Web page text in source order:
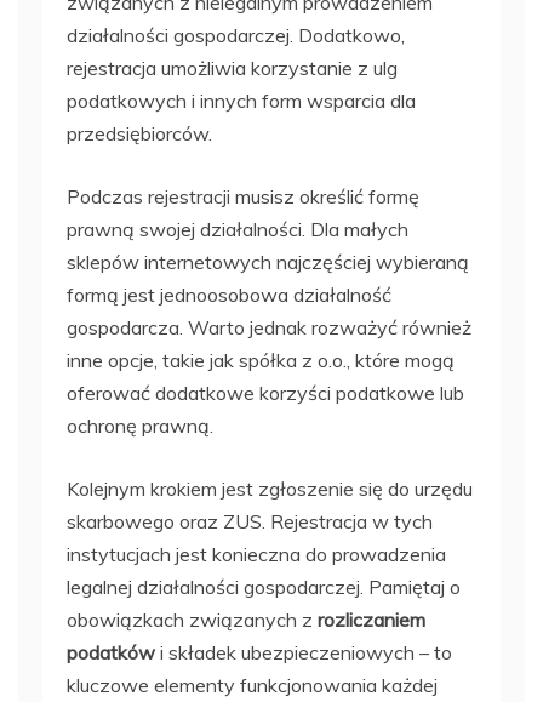
działalności gospodarczej. Dodatkowo,
rejestracja umożliwia korzystanie z ulg
podatkowych i innych form wsparcia dla
przedsiębiorców.
Podczas rejestracji musisz określić formę
prawną swojej działalności. Dla małych
sklepów internetowych najczęściej wybieraną
formą jest jednoosobowa działalność
gospodarcza. Warto jednak rozważyć również
inne opcje, takie jak spółka z o.o., które mogą
oferować dodatkowe korzyści podatkowe lub
ochronę prawną.
Kolejnym krokiem jest zgłoszenie się do urzędu
skarbowego oraz ZUS. Rejestracja w tych
instytucjach jest konieczna do prowadzenia
legalnej działalności gospodarczej. Pamiętaj o
obowiązkach związanych z rozliczaniem
podatków i składek ubezpieczeniowych – to
kluczowe elementy funkcjonowania każdej